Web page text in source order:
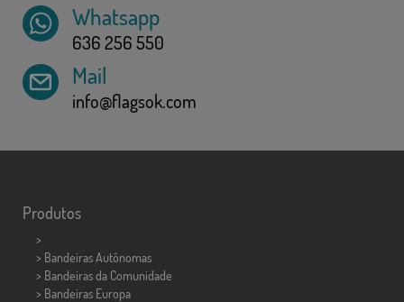
Whatsapp
636 256 550
Mail
info@flagsok.com
Produtos
>
> Bandeiras Autônomas
> Bandeiras da Comunidade
> Bandeiras Europa